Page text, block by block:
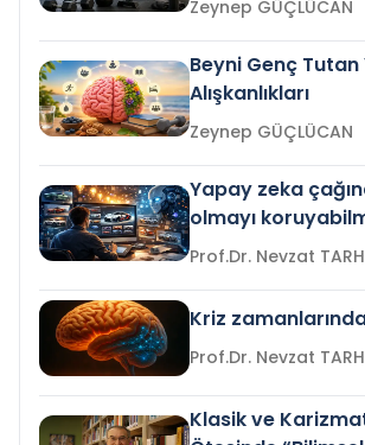
Zeynep GÜÇLÜCAN
Beyni Genç Tutan
Alışkanlıkları
Zeynep GÜÇLÜCAN
Yapay zeka
olmayı
Prof.Dr.
Kriz
Prof.Dr.
Klasik ve